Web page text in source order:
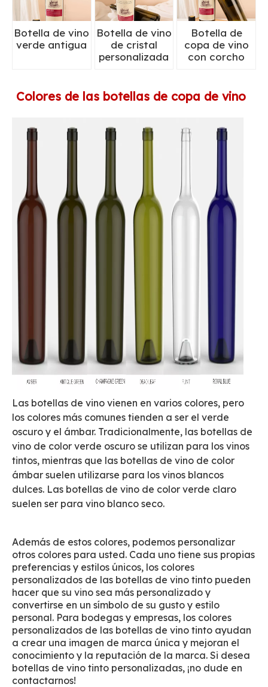
Botella de vino
verde antigua
Botella de vino
de cristal
personalizada
Botella de
copa de vino
con corcho
Colores de las botellas de copa de vino
Las botellas de vino vienen en varios colores, pero
los colores más comunes tienden a ser el verde
oscuro y el ámbar. Tradicionalmente, las botellas de
vino de color verde oscuro se utilizan para los vinos
tintos, mientras que las botellas de vino de color
ámbar suelen utilizarse para los vinos blancos
dulces. Las botellas de vino de color verde claro
suelen ser para vino blanco seco.
Además de estos colores, podemos personalizar
otros colores para usted. Cada uno tiene sus propias
preferencias y estilos únicos, los colores
personalizados de las botellas de vino tinto pueden
hacer que su vino sea más personalizado y
convertirse en un símbolo de su gusto y estilo
personal. Para bodegas y empresas, los colores
personalizados de las botellas de vino tinto ayudan
a crear una imagen de marca única y mejoran el
conocimiento y la reputación de la marca. Si desea
botellas de vino tinto personalizadas, ¡no dude en
contactarnos!